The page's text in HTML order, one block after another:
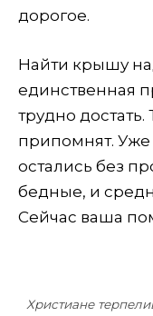
дорогое.
Найти крышу
единственная
трудно
припомнят.
остались без
бедные, и
Сейчас ваша
Христиане